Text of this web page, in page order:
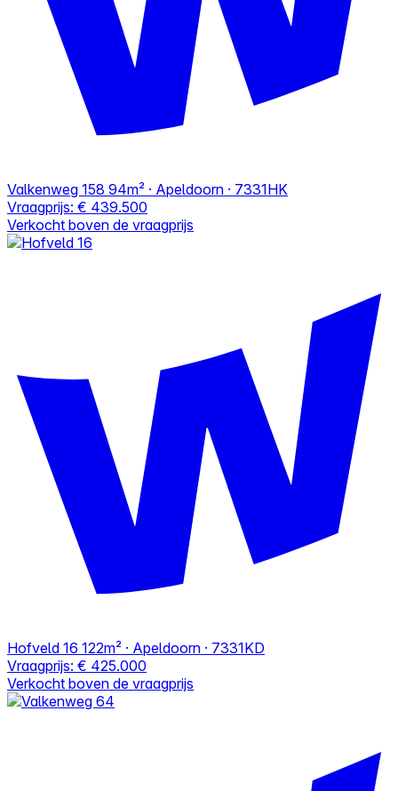
Valkenweg 158 94m² · Apeldoorn · 7331HK
Vraagprijs: € 439.500
Verkocht boven de vraagprijs
Hofveld 16 122m² · Apeldoorn · 7331KD
Vraagprijs: € 425.000
Verkocht boven de vraagprijs